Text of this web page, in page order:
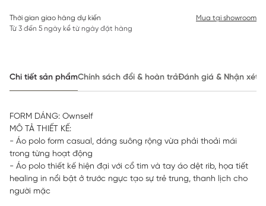
Thời gian giao hàng dự kiến
Từ 3 đến 5 ngày kể từ ngày đặt hàng
Mua tại showroom
Chi tiết sản phẩmChính sách đổi & hoàn trảĐánh giá & Nhận xét
FORM DÁNG: Ownself
MÔ TẢ THIẾT KẾ:
- Áo polo form casual, dáng suông rộng vừa phải thoải mái
trong từng hoạt động
- Áo polo thiết kế hiện đại với cổ tim và tay áo dệt rib, họa tiết
healing in nổi bật ở trước ngực tạo sự trẻ trung, thanh lịch cho
người mặc